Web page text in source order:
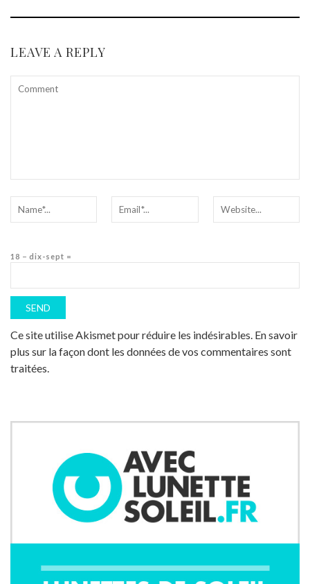
LEAVE A REPLY
18 − dix-sept =
Ce site utilise Akismet pour réduire les indésirables. En savoir
plus sur la façon dont les données de vos commentaires sont
traitées.